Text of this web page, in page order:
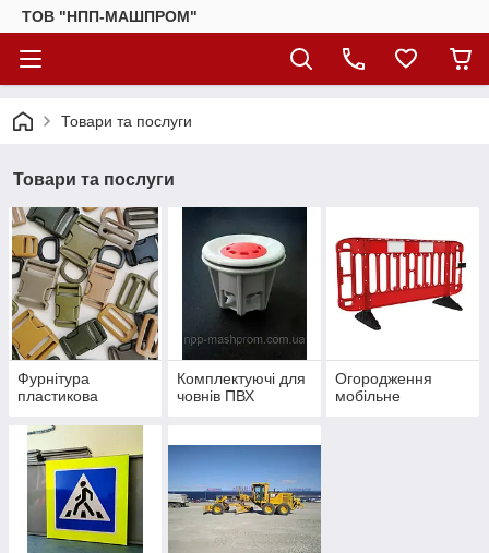
ТОВ "НПП-МАШПРОМ"
Товари та послуги
Товари та послуги
Фурнітура
пластикова
Комплектуючі для
човнів ПВХ
Огородження
мобільне